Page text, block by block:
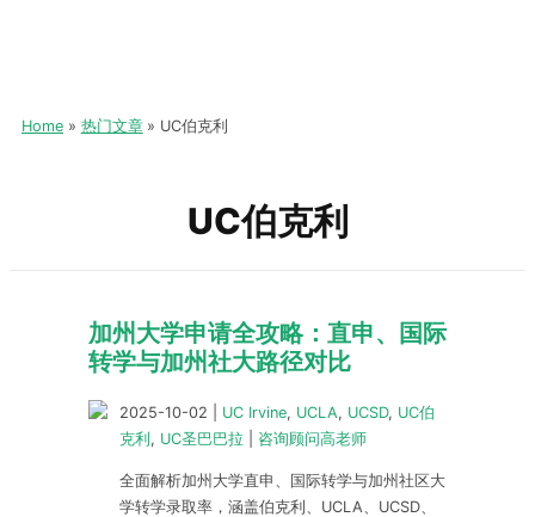
Home 热门文章 UC伯克利
UC伯克利
加州大学申请全攻略：直申、国际
转学与加州社大路径对比
2025-10-02 UC Irvine, UCLA, UCSD, UC伯
克利 , UC圣巴巴拉 咨询顾问高老师
全面解析加州大学直申、国际转学与加州社区大
学转学录取率，涵盖伯克利、UCLA、UCSD、